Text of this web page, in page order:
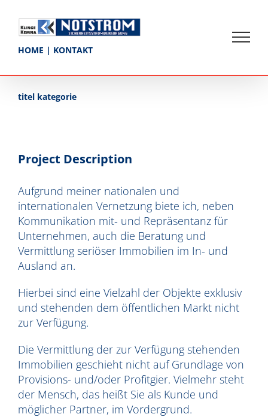
content
HOME | KONTAKT
titel kategorie
Project Description
Aufgrund meiner nationalen und
internationalen Vernetzung biete ich, neben
Kommunikation mit- und Repräsentanz für
Unternehmen, auch die Beratung und
Vermittlung seriöser Immobilien im In- und
Ausland an.
Hierbei sind eine Vielzahl der Objekte exklusiv
und stehenden dem öffentlichen Markt nicht
zur Verfügung.
Die Vermittlung der zur Verfügung stehenden
Immobilien geschieht nicht auf Grundlage von
Provisions- und/oder Profitgier. Vielmehr steht
der Mensch, das heißt Sie als Kunde und
möglicher Partner, im Vordergrund.